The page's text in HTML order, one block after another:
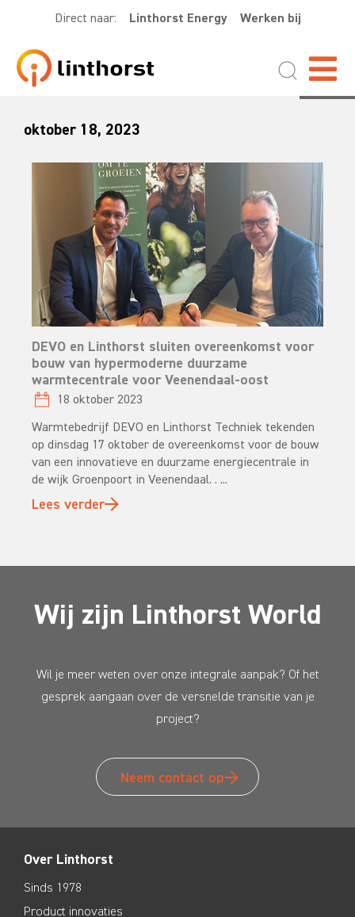
Direct naar: Linthorst Energy Werken bij
oktober 18, 2023
DEVO en Linthorst sluiten overeenkomst voor
bouw van hypermoderne duurzame
warmtecentrale voor Veenendaal-oost
18 oktober 2023
Warmtebedrijf DEVO en Linthorst Techniek tekenden
op dinsdag 17 oktober de overeenkomst voor de bouw
van een innovatieve en duurzame energiecentrale in
de wijk Groenpoort in Veenendaal. . ...
Lees verder
Wij zijn Linthorst World
Wil je meer weten over onze integrale aanpak? Of het
gesprek aangaan over de versnelde transitie van je
project?
Neem contact op
Over Linthorst
Sinds 1978
Product innovaties